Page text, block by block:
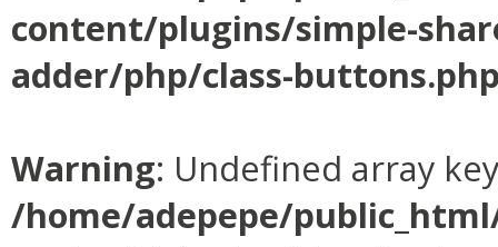
content/plugins/simple-
adder/php/class-
Warning: Undefined array
/home/adepepe/